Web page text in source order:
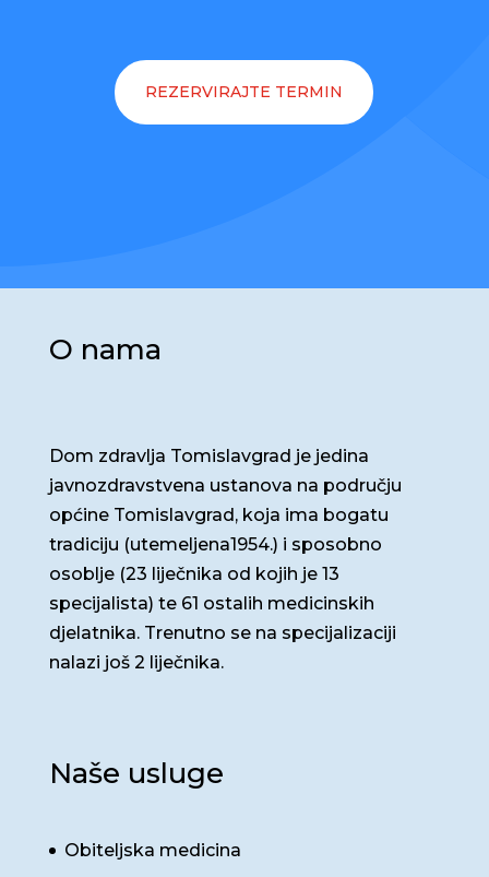
REZERVIRAJTE TERMIN
O nama
Dom zdravlja Tomislavgrad je jedina
javnozdravstvena ustanova na području
općine Tomislavgrad, koja ima bogatu
tradiciju (utemeljena1954.) i sposobno
osoblje (23 liječnika od kojih je 13
specijalista) te 61 ostalih medicinskih
djelatnika. Trenutno se na specijalizaciji
nalazi još 2 liječnika.
Naše usluge
Obiteljska medicina